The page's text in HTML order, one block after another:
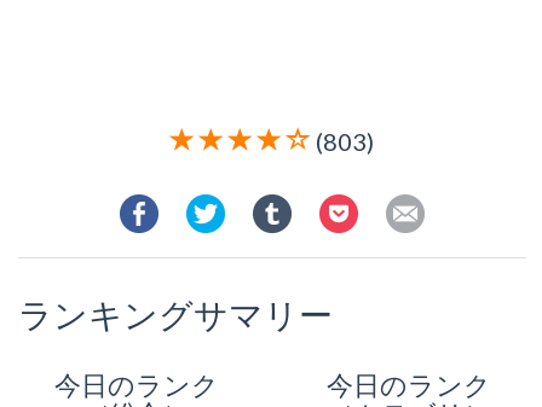
(803)
ランキングサマリー
今日のランク
今日のランク